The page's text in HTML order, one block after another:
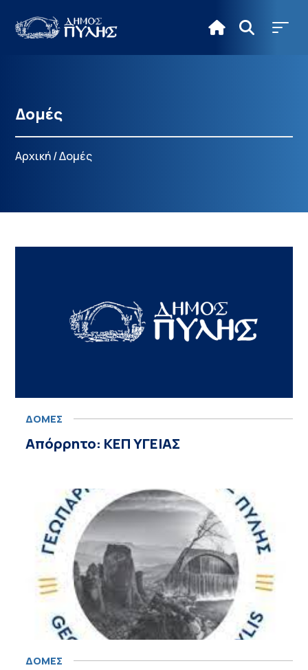
Δομές
Αρχική/Δομές
ΔΟΜΕΣ
Απόρρητο: KEΠ ΥΓΕΙΑΣ
ΔΟΜΕΣ